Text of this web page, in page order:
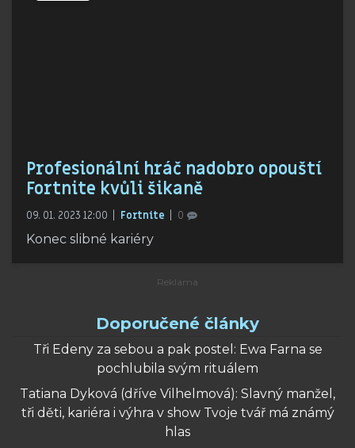
Profesionální hráč nadobro opouští
Fortnite kvůli šikaně
09. 01. 2023 12:00 Fortnite 0
Konec slibné kariéry
Doporučené články
Tři Edeny za sebou a pak postel: Ewa Farna se
pochlubila svým rituálem
Tatiana Dyková (dříve Vilhelmová): Slavný manžel,
tři děti, kariéra i výhra v show Tvoje tvář má známý
hlas